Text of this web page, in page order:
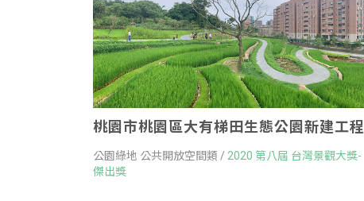
桃園市桃園區大有梯田生態公園新建工程
公園綠地 公共開放空間類 / 2020 第八屆 台灣景觀大獎-
傑出獎